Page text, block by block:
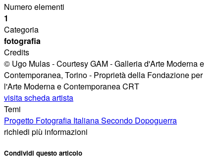
Numero elementi
1
Categoria
fotografia
Credits
© Ugo Mulas - Courtesy GAM - Galleria d'Arte Moderna e
Contemporanea, Torino - Proprietà della Fondazione per
l'Arte Moderna e Contemporanea CRT
visita scheda artista
Temi
Progetto Fotografia Italiana Secondo Dopoguerra
richiedi più informazioni
Condividi questo articolo